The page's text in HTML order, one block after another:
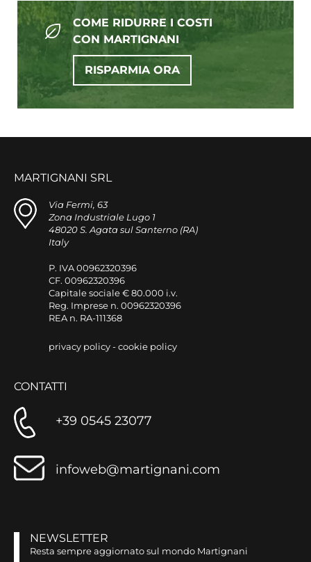
COME RIDURRE I COSTI
CON MARTIGNANI
RISPARMIA ORA
MARTIGNANI SRL
Via Fermi, 63
Zona Industriale Lugo 1
48020 S. Agata sul Santerno (RA)
Italy
P. IVA 00962320396
CF. 00962320396
Capitale sociale € 80.000 i.v.
Reg. Imprese n. 00962320396
REA n. RA-111368
privacy policy-cookie policy
CONTATTI
+39 0545 23077
infoweb@martignani.com
NEWSLETTER
Resta sempre aggiornato sul mondo Martignani